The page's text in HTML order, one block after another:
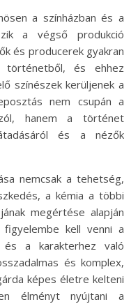
a végső produkció
és producerek gyakran
és ehhez
színészek kerüljenek a
nem csupán a
hanem a történet
és a nézők
nemcsak a tehetség,
a kémia a többi
megértése alapján
kell venni a
és a karakterhez való
és komplex,
képes életre kelteni
élményt nyújtani a